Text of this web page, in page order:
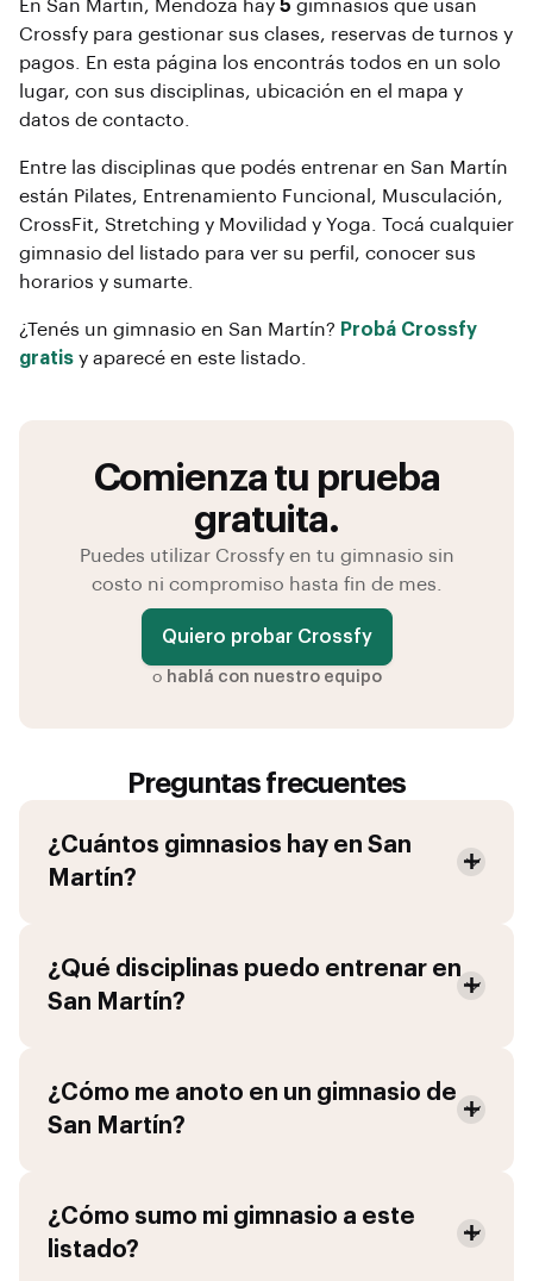
En San Martín, Mendoza hay 5 gimnasios que usan
Crossfy para gestionar sus clases, reservas de turnos y
pagos. En esta página los encontrás todos en un solo
lugar, con sus disciplinas, ubicación en el mapa y
datos de contacto.
Entre las disciplinas que podés entrenar en San Martín
están Pilates, Entrenamiento Funcional, Musculación,
CrossFit, Stretching y Movilidad y Yoga . Tocá cualquier
gimnasio del listado para ver su perfil, conocer sus
horarios y sumarte.
¿Tenés un gimnasio en San Martín? Probá Crossfy
gratis y aparecé en este listado.
Comienza tu prueba
gratuita.
Puedes utilizar Crossfy en tu gimnasio sin
costo ni compromiso hasta fin de mes.
Quiero probar Crossfy
o hablá con nuestro equipo
Preguntas frecuentes
¿Cuántos gimnasios hay en San
Martín?
¿Qué disciplinas puedo entrenar en
San Martín?
¿Cómo me anoto en un gimnasio de
San Martín?
¿Cómo sumo mi gimnasio a este
listado?